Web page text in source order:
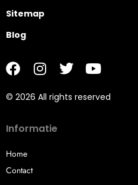
Sitemap
Blog
© 2026 All rights reserved
Informatie
Home
Contact